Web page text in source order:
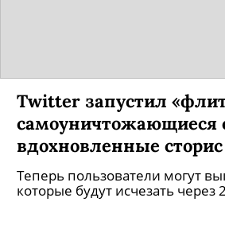
Twitter запустил
самоуничтожающиеся
вдохновленные